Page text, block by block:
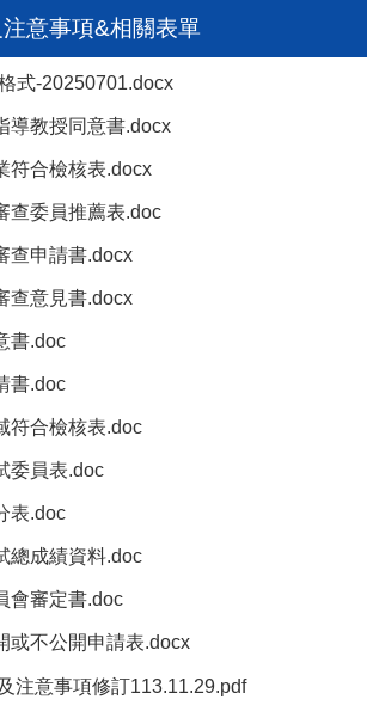
意事項&相關表單
式-20250701.docx
導教授同意書.docx
符合檢核表.docx
查委員推薦表.doc
查申請書.docx
查意見書.docx
書.doc
書.doc
符合檢核表.doc
委員表.doc
表.doc
總成績資料.doc
會審定書.doc
或不公開申請表.docx
注意事項修訂113.11.29.pdf